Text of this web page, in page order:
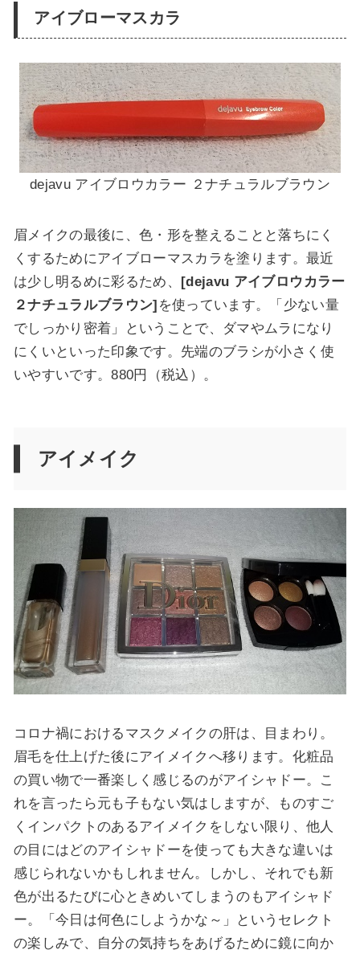
アイブローマスカラ
dejavu アイブロウカラー ２ナチュラルブラウン
眉メイクの最後に、色・形を整えることと落ちにく
くするためにアイブローマスカラを塗ります。最近
は少し明るめに彩るため、 [dejavu アイブロウカラー
２ナチュラルブラウン] を使っています。「少ない量
でしっかり密着」ということで、 ダマやムラになり
にくいと いった印象です。先端のブラシが小さく使
いやすいです。880円（税込）。
アイメイク
コロナ禍におけるマスクメイクの肝は、目まわり。
眉毛を仕上げた後にアイメイクへ移ります。化粧品
の買い物で一番楽しく感じるのがアイシャドー。こ
れを言ったら元も子もない気はしますが、ものすご
くインパクトのあるアイメイクをしない限り、他人
の目にはどのアイシャドーを使っても大きな違いは
感じられないかもしれません。しかし、それでも新
色が出るたびに心ときめいてしまうのもアイシャド
ー。「今日は何色にしようかな～」というセレクト
の楽しみで、自分の気持ちをあげるために鏡に向か